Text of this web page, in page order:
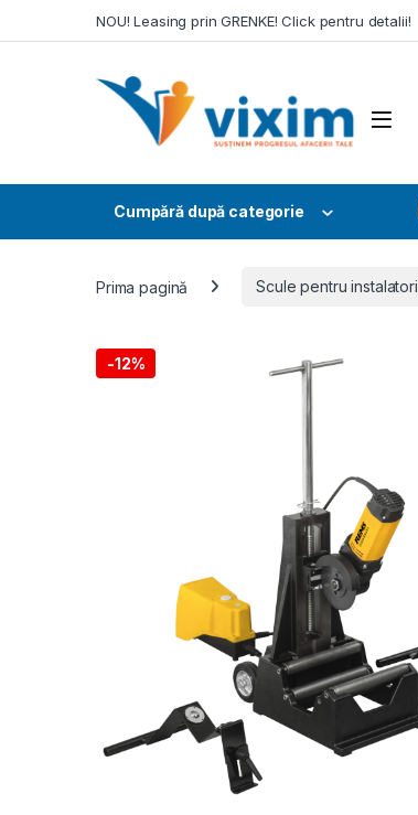
NOU! Leasing prin GRENKE! Click pentru detalii!
Cumpără după categorie
Prima pagină Scule pentru instalatori
-12%